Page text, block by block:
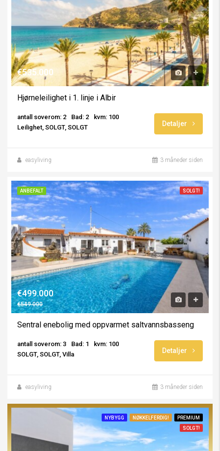
€535.000
Hjørneleilighet i 1. linje i Albir
antall soverom: 2 Bad: 2
kvm: 100
Leilighet, SOLGT, SOLGT
Detaljer
easyliving 3 måneder siden
ANBEFALT SOLGT!
€499.000
€549.000
Sentral enebolig med oppvarmet saltvannsbasseng
antall soverom: 3 Bad: 1
kvm: 100
SOLGT, SOLGT, Villa
Detaljer
easyliving 3 måneder siden
NYBYGG NØKKELFERDIG!
PREMIUM
SOLGT!